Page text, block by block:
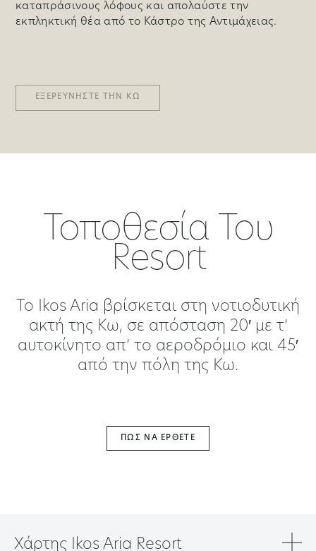
καταπράσινους λόφους και απολαύστε την
εκπληκτική θέα από το Κάστρο της Αντιμάχειας.
ΕΞΕΡΕΥΝΉΣΤΕ ΤΗΝ ΚΩ
Τοποθεσία Του
Resort
Το Ikos Aria βρίσκεται στη νοτιοδυτική
ακτή της Κω, σε απόσταση 20′ με τ’
αυτοκίνητο απ’ το αεροδρόμιο και 45′
από την πόλη της Κω.
ΠΏΣ ΝΑ ΈΡΘΕΤΕ
Χάρτης Ikos Aria Resort